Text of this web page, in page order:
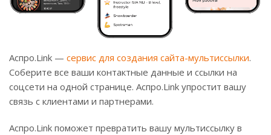
Аспро.Link — сервис для создания сайта-мультиссылки.
Соберите все ваши контактные данные и ссылки на
соцсети на одной странице. Аспро.Link упростит вашу
связь с клиентами и партнерами.
Аспро.Link поможет превратить вашу мультиссылку в